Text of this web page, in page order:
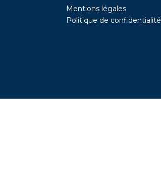
Mentions légales
Politique de confidentialité